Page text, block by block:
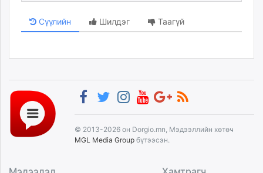
Сүүлийн Шилдэг Таагүй
© 2013-2026 он Dorgio.mn, Мэдээллийн хөтөч
MGL Media Group бүтээсэн.